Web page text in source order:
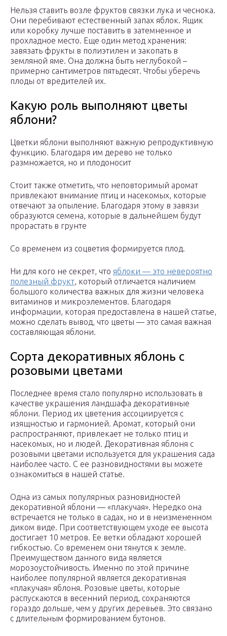
Нельзя ставить возле фруктов связки лука и чеснока.
Они перебивают естественный запах яблок. Ящик
или коробку лучше поставить в затемненное и
прохладное место. Еще один метод хранения:
завязать фрукты в полиэтилен и закопать в
земляной яме. Она должна быть неглубокой –
примерно сантиметров пятьдесят. Чтобы уберечь
плоды от вредителей их.
Какую роль выполняют цветы
яблони?
Цветки яблони выполняют важную репродуктивную
функцию. Благодаря им дерево не только
размножается, но и плодоносит
Стоит также отметить, что неповторимый аромат
привлекают внимание птиц и насекомых, которые
отвечают за опыление. Благодаря этому в завязи
образуются семена, которые в дальнейшем будут
прорастать в грунте
Со временем из соцветия формируется плод.
Ни для кого не секрет, что яблоки — это невероятно
полезный фрукт, который отличается наличием
большого количества важных для жизни человека
витаминов и микроэлементов. Благодаря
информации, которая предоставлена в нашей статье,
можно сделать вывод, что цветы — это самая важная
составляющая яблони.
Сорта декоративных яблонь с
розовыми цветами
Последнее время стало популярно использовать в
качестве украшения ландшафа декоративные
яблони. Период их цветения ассоциируется с
изящностью и гармонией. Аромат, который они
распространяют, привлекает не только птиц и
насекомых, но и людей. Декоративная яблоня с
розовыми цветами используется для украшения сада
наиболее часто. С ее разновидностями вы можете
ознакомиться в нашей статье.
Одна из самых популярных разновидностей
декоративной яблони — «плакучая». Нередко она
встречается не только в садах, но и в неизмененном
диком виде. При соответствующем уходе ее высота
достигает 10 метров. Ее ветки обладают хорошей
гибкостью. Со временем они тянутся к земле.
Преимуществом данного вида является
морозоустойчивость. Именно по этой причине
наиболее популярной является декоративная
«плакучая» яблоня. Розовые цветы, которые
распускаются в весенний период, сохраняются
гораздо дольше, чем у других деревьев. Это связано
с длительным формированием бутонов.